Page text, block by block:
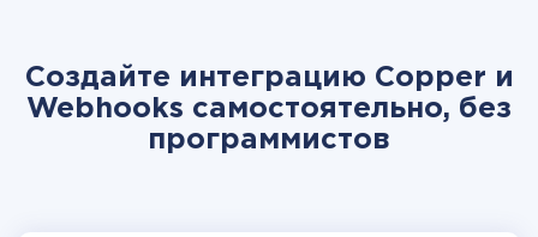
Создайте интеграцию Copper и
Webhooks самостоятельно, без
программистов